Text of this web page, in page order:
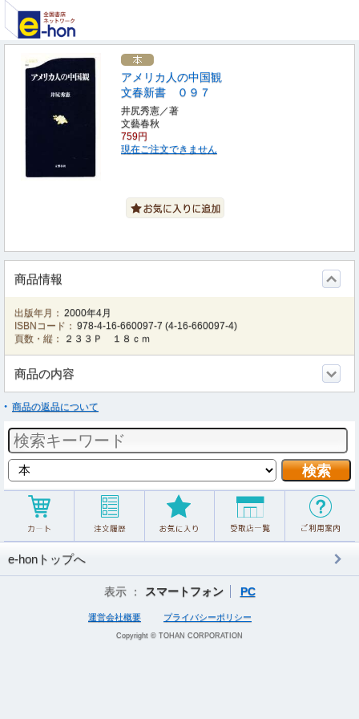
アメリカ人の中国観
文春新書 ０９７
井尻秀憲／著
文藝春秋
759円
現在ご注文できません
商品情報
出版年月： 2000年4月
ISBNコード： 978-4-16-660097-7 (4-16-660097-4)
頁数・縦：
２３３Ｐ １８ｃｍ
商品の内容
商品の返品について
e-honトップへ
表示 ： スマートフォン PC
運営会社概要 プライバシーポリシー
Copyright © TOHAN CORPORATION